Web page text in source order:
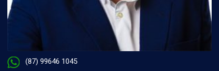
(87) 99646 1045